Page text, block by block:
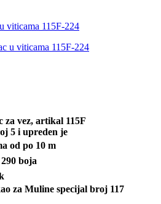
viticama 115F-224
vez, artikal 115F
5 i upreden je
od po 10 m
boja
za Muline specijal broj 117